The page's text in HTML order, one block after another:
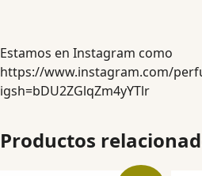
Estamos en Instagram como
https://www.instagram.com/
igsh=bDU2ZGlqZm4yYTlr
Productos